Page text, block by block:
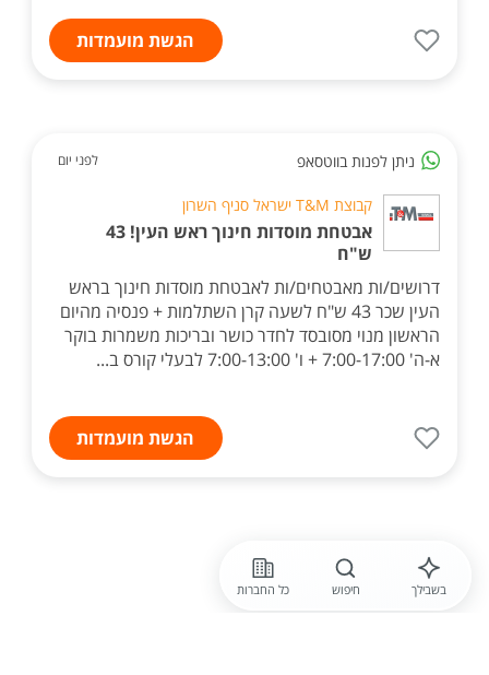
הגשת מועמדות
ניתן לפנות בווטסאפ לפני יום
קבוצת T&M ישראל סניף השרון
אבטחת מוסדות חינוך ראש העין! 43
ש"ח
דרושים/ות מאבטחים/ות לאבטחת מוסדות חינוך בראש
העין שכר 43 ש"ח לשעה קרן השתלמות + פנסיה מהיום
הראשון מנוי מסובסד לחדר כושר ובריכות משמרות בוקר
א-ה' 7:00-17:00 + ו' 7:00-13:00 לבעלי קורס ב...
הגשת מועמדות
בשבילך חיפוש כל החברות